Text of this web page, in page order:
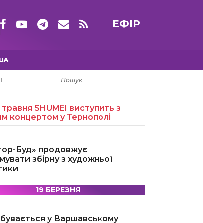
ЕФІР
15 ТРАВНЯ
SHUMEI виступить з
концертом у Тернополі
Буд» продовжує
збірну з художньої
19 БЕРЕЗНЯ
у Варшавському